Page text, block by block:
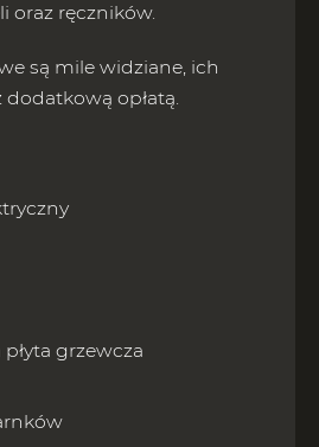
oraz ręczników.
są mile widziane, ich
dodatkową opłatą.
grzewcza